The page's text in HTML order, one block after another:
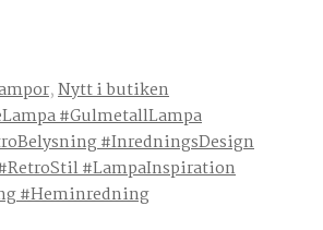
,Nytt i butiken
#GulmetallLampa
#InredningsDesign
#LampaInspiration
#Heminredning